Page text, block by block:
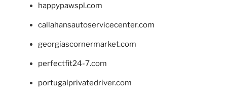
happypawspl.com
callahansautoservicecenter.com
georgiascornermarket.com
perfectfit24-7.com
portugalprivatedriver.com